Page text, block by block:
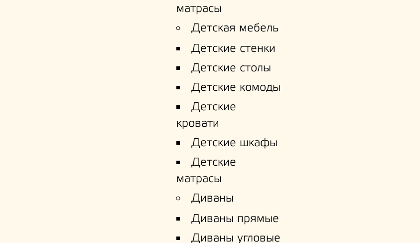
матрасы
Детская мебель
Детские стенки
Детские столы
Детские комоды
Детские
кровати
Детские шкафы
Детские
матрасы
Диваны
Диваны прямые
Диваны угловые